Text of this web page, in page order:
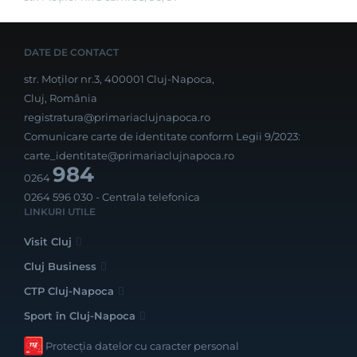
DATE DE CONTACT
str. Moților nr.3, 400001 Cluj-Napoca,
Cluj, România
registratura@primariaclujnapoca.ro
Comunicare carte de identitate conform Legii 9/2023:
carte_identitate@primariaclujnapoca.ro
0264984
0264 596 030 - Centrala telefonica
LINKURI UTILE
Visit Cluj
Cluj Business
CTP Cluj-Napoca
Sport în Cluj-Napoca
Protecția datelor cu caracter personal